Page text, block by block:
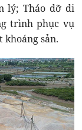
lý; Tháo dỡ di
trình phục vụ
sản.